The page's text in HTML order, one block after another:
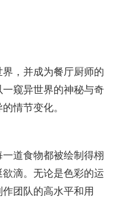
，并成为餐厅厨师的
窥异世界的神秘与奇
情节变化。
道食物都被绘制得栩
滴。无论是色彩的运
团队的高水平和用